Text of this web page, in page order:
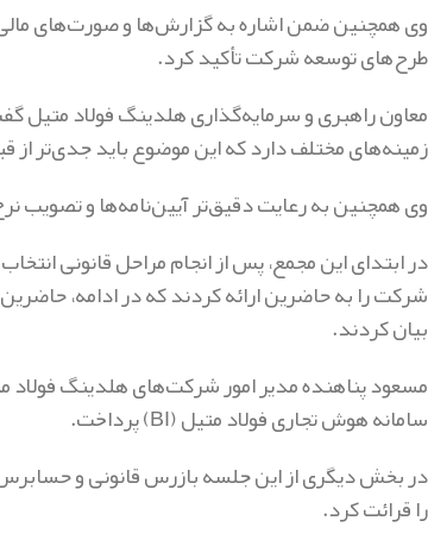
وی همچنین ضمن اشاره به گزارش‌ها و صورت‌های مالی
طرح‌های توسعه شرکت تأکید کرد.
معاون راهبری و سرمایه‌گذاری هلدینگ فولاد متیل
زمینه‌های مختلف دارد که این موضوع باید جدی‌تر از
وی همچنین به رعایت دقیق‌تر آیین‌نامه‌ها و
در ابتدای این مجمع، پس از انجام مراحل قانونی
شرکت را به حاضرین ارائه کردند که در ادامه،
بیان کردند.
مسعود پناهنده مدیر امور شرکت‌های هلدینگ فولاد
سامانه هوش تجاری فولاد متیل (BI) پرداخت.
در بخش دیگری از این جلسه بازرس قانونی و
را قرائت کرد.